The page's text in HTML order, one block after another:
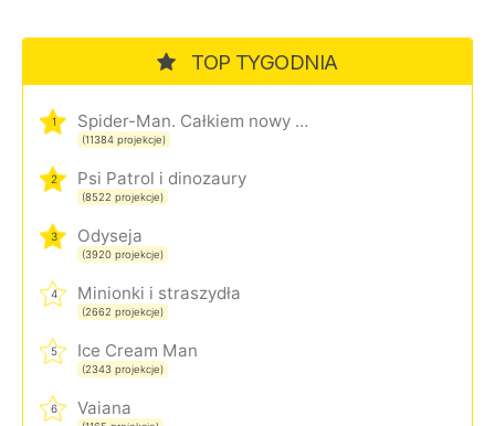
TOP TYGODNIA
1 Spider-Man. Całkiem nowy dzień
(11384 projekcje)
2 Psi Patrol i dinozaury
(8522 projekcje)
3 Odyseja
(3920 projekcje)
4 Minionki i straszydła
(2662 projekcje)
5 Ice Cream Man
(2343 projekcje)
6 Vaiana